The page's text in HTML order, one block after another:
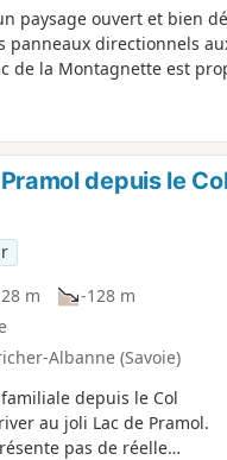
paysage ouvert et bien
panneaux directionnels
de la Montagnette est
Présence d'un
des cols.
depuis le
m
-128 m
Albanne (Savoie)
depuis le Col
au joli Lac de Pramol.
pas de réelle